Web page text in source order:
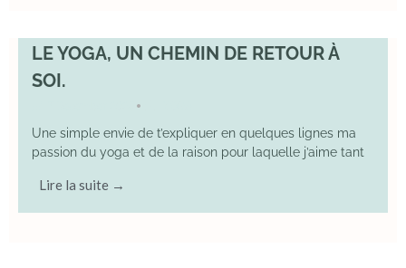
LE YOGA, UN CHEMIN DE RETOUR À
SOI.
•
Une simple envie de t’expliquer en quelques lignes ma
passion du yoga et de la raison pour laquelle j’aime tant
Lire la suite →